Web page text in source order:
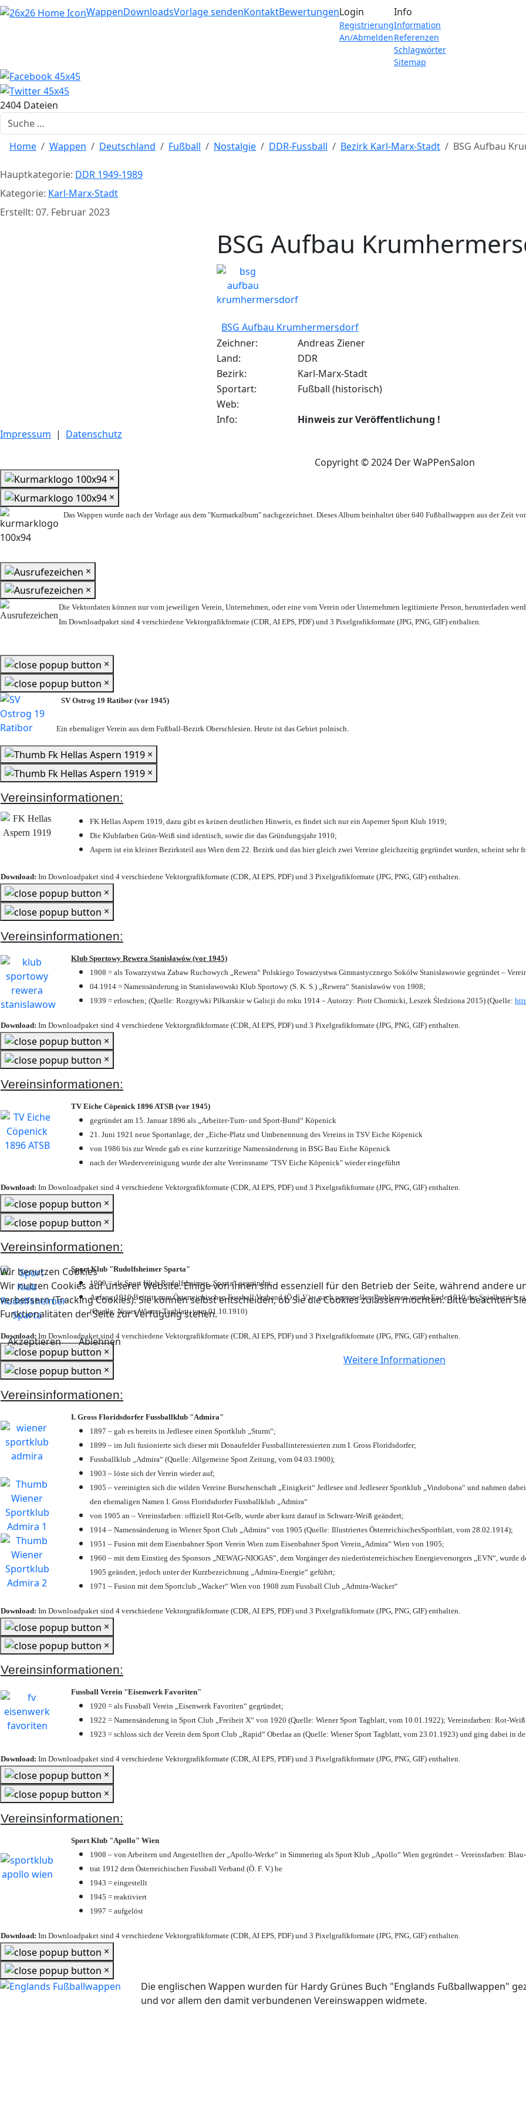
Home
WappenDownloadsVorlage sendenKontaktBewertungenLogin
Registrierung
An/Abmelden
Info
Information
Referenzen
Schlagwörter
Sitemap
2404 Dateien
Suchen
Home Wappen Deutschland Fußball Nostalgie DDR-Fussball Bezirk Karl-Marx-Stadt BSG Aufbau
Hauptkategorie: DDR 1949-1989
Kategorie: Karl-Marx-Stadt
Erstellt: 07. Februar 2023
BSG Aufbau
BSG Aufbau Krumhermersdorf
Zeichner:
Andreas Ziener
Land:
DDR
Bezirk:
Karl-Marx-Stadt
Sportart:
Fußball (historisch)
Web:
Info:
Hinweis zur Veröffentlichung !
Impressum | Datenschutz
Copyright © 2024 Der WaPPenSalon
Wir benutzen Cookies
Wir nutzen Cookies auf unserer Website. Einige von ihnen sind essenziell für den Betrieb der Seite, während andere
verbessern (Tracking Cookies). Sie können selbst entscheiden, ob Sie die Cookies zulassen möchten. Bitte beachten
Funktionalitäten der Seite zur Verfügung stehen.
Akzeptieren
Ablehnen
Weitere Informationen
×
×
Das Wappen wurde nach der Vorlage aus dem "Kurmarkalbum" nachgezeichnet. Dieses Album beinhaltet über 640 Fußballwappen aus der Zeit
×
×
Die Vektordaten können nur vom jeweiligen Verein, Unternehmen, oder eine vom Verein oder Unternehmen legitimierte Person, herunterladen
Im Downloadpaket sind 4 verschiedene Vektorgrafikformate (CDR, AI EPS, PDF) und 3 Pixelgrafikformate (JPG, PNG, GIF) enthalten.
×
×
SV Ostrog 19 Ratibor (vor 1945)
Ein ehemaliger Verein aus dem Fußball-Bezirk Oberschlesien. Heute ist das Gebiet polnisch.
×
×
Vereinsinformationen:
FK Hellas Aspern 1919, dazu gibt es keinen deutlichen Hinweis, es findet sich nur ein Asperner Sport Klub 1919;
Die Klubfarben Grün-Weiß sind identisch, sowie die das Gründungsjahr 1910;
Aspern ist ein kleiner Bezirksteil aus Wien dem 22. Bezirk und das hier gleich zwei Vereine gleichzeitig gegründet wurden, scheint sehr
Download: Im Downloadpaket sind 4 verschiedene Vektorgrafikformate (CDR, AI EPS, PDF) und 3 Pixelgrafikformate (JPG, PNG, GIF) enthalten.
×
×
Vereinsinformationen:
Klub Sportowy Rewera Stanisławów (vor 1945)
1908 = als Towarzystwa Zabaw Ruchowych „Rewera“ Polskiego Towarzystwa Gimnastycznego Sokółw Stanisławowie gegründet –
04.1914 = Namensänderung in Stanisławowski Klub Sportowy (S. K. S.) „Rewera“ Stanisławów von 1908;
1939 = erloschen; (Quelle: Rozgrywki Piłkarskie w Galicji do roku 1914 – Autorzy: Piotr Chomicki, Leszek Śledziona 2015) (Quelle:
Download: Im Downloadpaket sind 4 verschiedene Vektorgrafikformate (CDR, AI EPS, PDF) und 3 Pixelgrafikformate (JPG, PNG, GIF) enthalten.
×
×
Vereinsinformationen:
TV Eiche Cöpenick 1896 ATSB (vor 1945)
gegründet am 15. Januar 1896 als „Arbeiter-Turn- und Sport-Bund“ Köpenick
21. Juni 1921 neue Sportanlage, der „Eiche-Platz und Umbenennung des Vereins in TSV Eiche Köpenick
von 1986 bis zur Wende gab es eine kurzzeitige Namensänderung in BSG Bau Eiche Köpenick
nach der Wiedervereinigung wurde der alte Vereinsname "TSV Eiche Köpenick" wieder eingeführt
Download: Im Downloadpaket sind 4 verschiedene Vektorgrafikformate (CDR, AI EPS, PDF) und 3 Pixelgrafikformate (JPG, PNG, GIF) enthalten.
×
×
Vereinsinformationen:
Sport Klub "Rudolfsheimer Sparta"
1909 = als Sport Klub Rudolfsheimer „Sparta“ gegründet;
Anfang 1910 Beitritt zum Österreichischen Fussball Verband (Ö. F. V.) – nach personellen Problemen wurde Ende 1910 der
(Quelle: Neues Wiener Tagblatt, vom 01.10.1910)
Download: Im Downloadpaket sind 4 verschiedene Vektorgrafikformate (CDR, AI EPS, PDF) und 3 Pixelgrafikformate (JPG, PNG, GIF) enthalten.
×
×
Vereinsinformationen:
I. Gross Floridsdorfer Fussballklub "Admira"
1897 – gab es bereits in Jedlesee einen Sportklub „Sturm“;
1899 – im Juli fusionierte sich dieser mit Donaufelder Fussballinteressierten zum I. Gross Floridsdorfer;
Fussballklub „Admira“ (Quelle: Allgemeine Sport Zeitung, vom 04.03.1900);
1903 – löste sich der Verein wieder auf;
1905 – vereinigten sich die wilden Vereine Burschenschaft „Einigkeit“ Jedlesee und Jedleseer Sportklub „Vindobona“ und nahmen
den ehemaligen Namen I. Gross Floridsdorfer Fussballklub „Admira“
von 1905 an – Vereinsfarben: offiziell Rot-Gelb, wurde aber kurz darauf in Schwarz-Weiß geändert;
1914 – Namensänderung in Wiener Sport Club „Admira“ von 1905 (Quelle: Illustriertes ÖsterreichischesSportblatt, vom 28.02.1914);
1951 – Fusion mit dem Eisenbahner Sport Verein Wien zum Eisenbahner Sport Verein„Admira“ Wien von 1905;
1960 – mit dem Einstieg des Sponsors „NEWAG-NIOGAS“, dem Vorgänger des niederösterreichischen Energieversorgers „EVN“,
1905 geändert, jedoch unter der Kurzbezeichnung „Admira-Energie“ geführt;
1971 – Fusion mit dem Sportclub „Wacker“ Wien von 1908 zum Fussball Club „Admira-Wacker“
Download: Im Downloadpaket sind 4 verschiedene Vektorgrafikformate (CDR, AI EPS, PDF) und 3 Pixelgrafikformate (JPG, PNG, GIF) enthalten.
×
×
Vereinsinformationen:
Fussball Verein "Eisenwerk Favoriten"
1920 = als Fussball Verein „Eisenwerk Favoriten“ gegründet;
1922 = Namensänderung in Sport Club „Freiheit X“ von 1920 (Quelle: Wiener Sport Tagblatt, vom 10.01.1922); Vereinsfarben: Rot-
1923 = schloss sich der Verein dem Sport Club „Rapid“ Oberlaa an (Quelle: Wiener Sport Tagblatt, vom 23.01.1923) und ging dabei in
Download: Im Downloadpaket sind 4 verschiedene Vektorgrafikformate (CDR, AI EPS, PDF) und 3 Pixelgrafikformate (JPG, PNG, GIF) enthalten.
×
×
Vereinsinformationen:
Sport Klub "Apollo" Wien
1908 – von Arbeitern und Angestellten der „Apollo-Werke“ in Simmering als Sport Klub „Apollo“ Wien gegründet – Vereinsfarben:
trat 1912 dem Österreichischen Fussball Verband (Ö. F. V.) be
1943 = eingestellt
1945 = reaktiviert
1997 = aufgelöst
Download: Im Downloadpaket sind 4 verschiedene Vektorgrafikformate (CDR, AI EPS, PDF) und 3 Pixelgrafikformate (JPG, PNG, GIF) enthalten.
×
×
Die englischen Wappen wurden für Hardy Grünes Buch "Englands Fußballwappen"
und vor allem den damit verbundenen Vereinswappen widmete.